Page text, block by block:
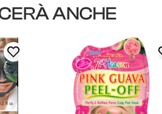
ANCHE